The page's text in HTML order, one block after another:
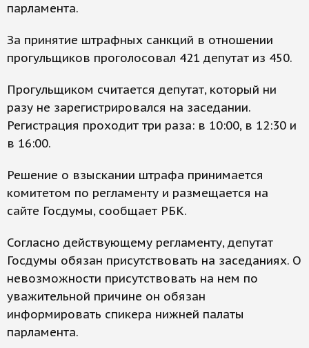
парламента.
За принятие штрафных санкций в отношении
прогульщиков проголосовал 421 депутат из 450.
Прогульщиком считается депутат, который ни
разу не зарегистрировался на заседании.
Регистрация проходит три раза: в 10:00, в 12:30 и
в 16:00.
Решение о взыскании штрафа принимается
комитетом по регламенту и размещается на
сайте Госдумы, сообщает РБК.
Согласно действующему регламенту, депутат
Госдумы обязан присутствовать на заседаниях. О
невозможности присутствовать на нем по
уважительной причине он обязан
информировать спикера нижней палаты
парламента.